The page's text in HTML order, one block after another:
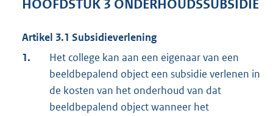
HOOFDSTUK 3 ONDERHOUDSSUBSIDIE
Artikel 3.1 Subsidieverlening
1.
Het college kan aan een eigenaar van een
beeldbepalend object een subsidie verlenen in
de kosten van het onderhoud van dat
beeldbepalend object wanneer het